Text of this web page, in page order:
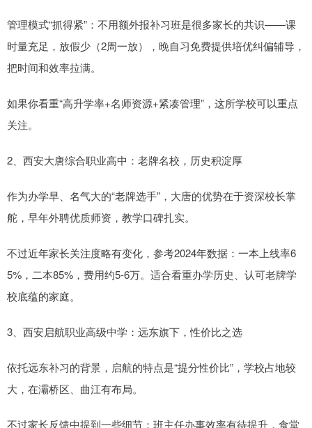
管理模式“抓得紧”：不用额外报补习班是很多家长的共识——课
时量充足，放假少（2周一放），晚自习免费提供培优纠偏辅导，
把时间和效率拉满。
如果你看重“高升学率+名师资源+紧凑管理”，这所学校可以重点
关注。
2、西安大唐综合职业高中：老牌名校，历史积淀厚
作为办学早、名气大的“老牌选手”，大唐的优势在于资深校长掌
舵，早年外聘优质师资，教学口碑扎实。
不过近年家长关注度略有变化，参考2024年数据：一本上线率6
5%，二本85%，费用约5-6万。适合看重办学历史、认可老牌学
校底蕴的家庭。
3、西安启航职业高级中学：远东旗下，性价比之选
依托远东补习的背景，启航的特点是“提分性价比”，学校占地较
大，在灞桥区、曲江有布局。
不过家长反馈中提到一些细节：班主任办事效率有待提升，食堂